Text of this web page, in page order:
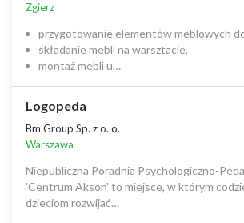
Zgierz
przygotowanie elementów meblowych
składanie mebli na warsztacie,
montaż mebli u…
Logopeda
Bm Group Sp. z o. o.
Warszawa
Niepubliczna Poradnia Psychologiczno-
'Centrum Akson' to miejsce, w którym
dzieciom rozwijać…